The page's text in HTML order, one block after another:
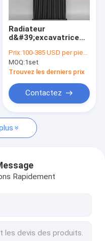
camion
Radiateur
d&#39;excavatrice
Remplacement de
l&#39;assemblage
complet 26x16
Prix:100-385 USD per piece
MOQ:1set
Trouvez les derniers prix
Contactez
Rapidement